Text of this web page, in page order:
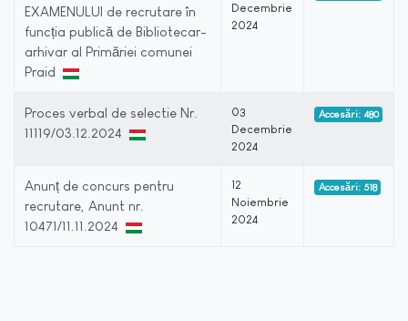
EXAMENULUI de recrutare în
funcția publică de Bibliotecar-
arhivar al Primăriei comunei
Praid
Decembrie
2024
Proces verbal de selectie Nr.
11119/03.12.2024
03
Decembrie
2024
Accesări: 480
Anunț de concurs pentru
recrutare, Anunt nr.
10471/11.11.2024
12
Noiembrie
2024
Accesări: 518